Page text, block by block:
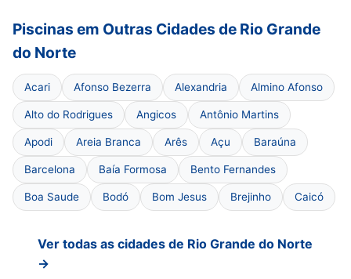
Piscinas em Outras Cidades de Rio Grande
do Norte
Acari Afonso Bezerra Alexandria Almino Afonso
Alto do Rodrigues Angicos Antônio Martins
Apodi Areia Branca Arês Açu Baraúna
Barcelona Baía Formosa Bento Fernandes
Boa Saude Bodó Bom Jesus Brejinho Caicó
Ver todas as cidades de Rio Grande do Norte
→